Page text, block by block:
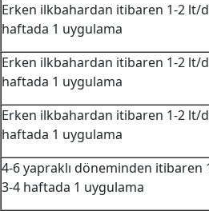
Erken ilkbahardan itibaren 1-2 lt/
haftada 1 uygulama
Erken ilkbahardan itibaren 1-2 lt/
haftada 1 uygulama
Erken ilkbahardan itibaren 1-2 lt/
haftada 1 uygulama
4-6 yapraklı döneminden itibaren
3-4 haftada 1 uygulama